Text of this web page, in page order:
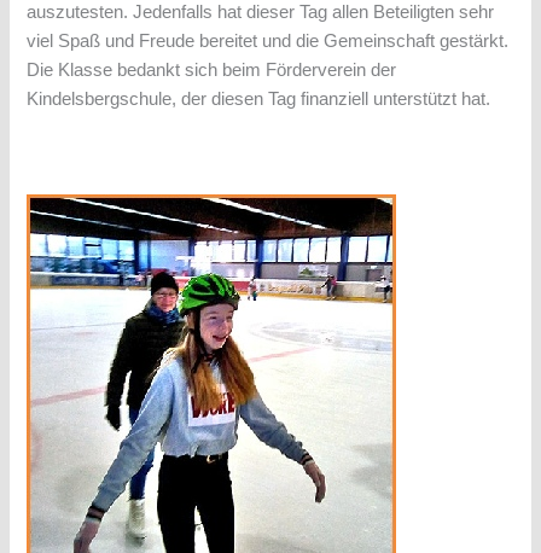
auszutesten. Jedenfalls hat dieser Tag allen Beteiligten sehr
viel Spaß und Freude bereitet und die Gemeinschaft gestärkt.
Die Klasse bedankt sich beim Förderverein der
Kindelsbergschule, der diesen Tag finanziell unterstützt hat.